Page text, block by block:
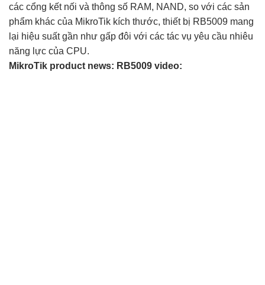
các cổng kết nối và thông số RAM, NAND, so với các sản
phẩm khác của MikroTik kích thước, thiết bị RB5009 mang
lại hiệu suất gần như gấp đôi với các tác vụ yêu cầu nhiêu
năng lực của CPU.
MikroTik product news: RB5009 video: